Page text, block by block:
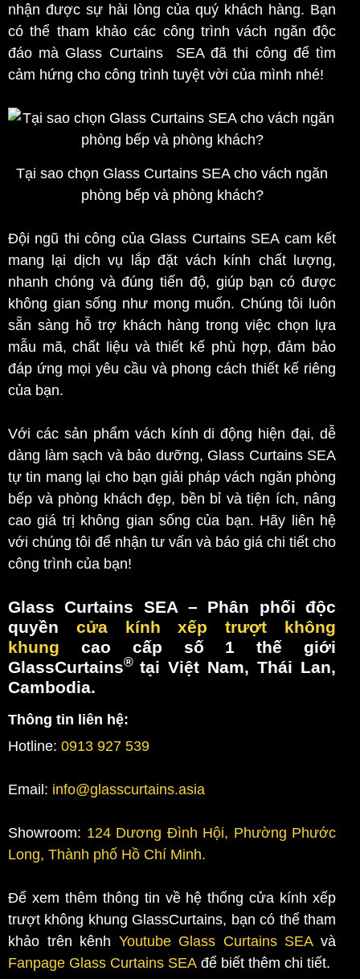
nhận được sự hài lòng của quý khách hàng. Bạn
có thể tham khảo các công trình vách ngăn độc
đáo mà Glass Curtains SEA đã thi công để tìm
cảm hứng cho công trình tuyệt vời của mình nhé!
Tại sao chọn Glass Curtains SEA cho vách ngăn
phòng bếp và phòng khách?
Đội ngũ thi công của Glass Curtains SEA cam kết
mang lại dịch vụ lắp đặt vách kính chất lượng,
nhanh chóng và đúng tiến độ, giúp bạn có được
không gian sống như mong muốn. Chúng tôi luôn
sẵn sàng hỗ trợ khách hàng trong việc chọn lựa
mẫu mã, chất liệu và thiết kế phù hợp, đảm bảo
đáp ứng mọi yêu cầu và phong cách thiết kế riêng
của bạn.
Với các sản phẩm vách kính di động hiện đại, dễ
dàng làm sạch và bảo dưỡng, Glass Curtains SEA
tự tin mang lại cho bạn giải pháp vách ngăn phòng
bếp và phòng khách đẹp, bền bỉ và tiện ích, nâng
cao giá trị không gian sống của bạn. Hãy liên hệ
với chúng tôi để nhận tư vấn và báo giá chi tiết cho
công trình của bạn!
Glass Curtains SEA – Phân phối độc
quyền cửa kính xếp trượt không
khung cao cấp số 1 thế giới
GlassCurtains® tại Việt Nam, Thái Lan,
Cambodia.
Thông tin liên hệ:
Hotline: 0913 927 539
Email: info@glasscurtains.asia
Showroom: 124 Dương Đình Hội, Phường Phước
Long, Thành phố Hồ Chí Minh.
Để xem thêm thông tin về hệ thống cửa kính xếp
trượt không khung GlassCurtains, bạn có thể tham
khảo trên kênh Youtube Glass Curtains SEAvà
Fanpage Glass Curtains SEA để biết thêm chi tiết.